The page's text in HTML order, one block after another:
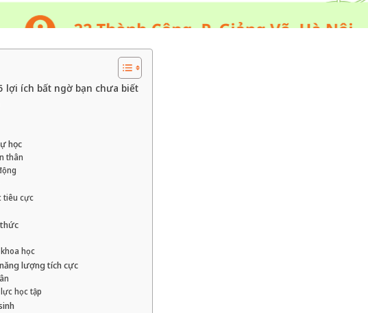
lợi ích bất ngờ bạn chưa biết
học
thân
tiêu cực
học
lượng tích cực
học tập